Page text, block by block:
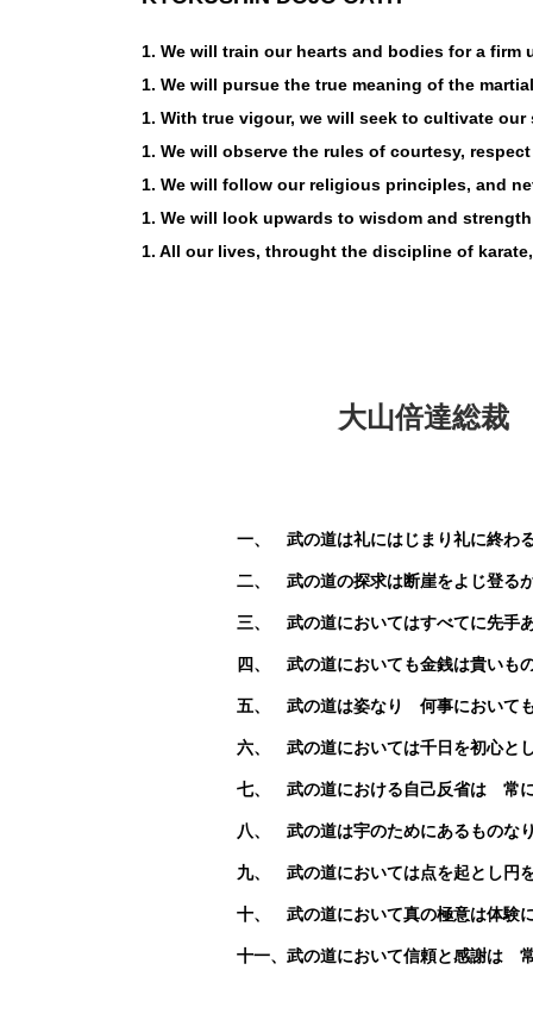
1. We will train our hearts and bodies for a firm
1. We will pursue the true meaning of the
1. With true vigour, we will seek to cultivate
1. We will observe the rules of courtesy,
1. We will follow our religious principles, and
1. We will look upwards to wisdom and
1. All our lives, throught the discipline of
大山倍達総
一、 武の道は礼にはじまり礼に終わ
二、 武の道の探求は断崖をよじ登る
三、 武の道においてはすべてに先手
四、 武の道においても金銭は貴いも
五、 武の道は姿なり 何事において
六、 武の道においては千日を初心と
七、 武の道における自己反省は 常
八、 武の道は宇のためにあるものな
九、 武の道においては点を起とし円
十、 武の道において真の極意は体験
十一、武の道において信頼と感謝は